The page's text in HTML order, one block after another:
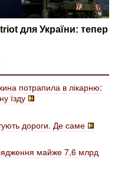
потрапила в лікарню:
їзду
дороги. Де саме
майже 7,6 млрд